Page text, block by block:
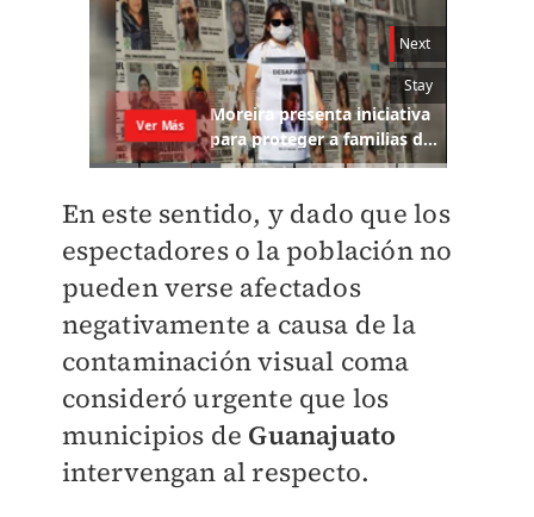
En este sentido, y dado que los
espectadores o la población no
pueden verse afectados
negativamente a causa de la
contaminación visual coma
consideró urgente que los
municipios de Guanajuato
intervengan al respecto.